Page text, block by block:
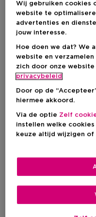
IN
Op voorraad
Ophalen in een
Selecteer een
Huidtype Alle
Behandeling
Donkere kringen
Wij gebruiken cookies
website te
advertenties en
jouw interesse.
Hoe doen we dat? We
website en
zich door onze website
privacybeleid
Door op de
hiermee akkoord.
Via de optie Zelf
instellen welke
keuze altijd wijzigen of